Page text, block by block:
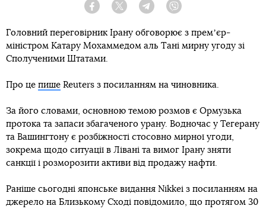
Facebook Twitter Telegram
Головний переговірник Ірану обговорює з премʼєр-
міністром Катару Мохаммедом аль Тані мирну угоду зі
Сполученими Штатами.
Про це пише Reuters з посиланням на чиновника.
За його словами, основною темою розмов є Ормузька
протока та запаси збагаченого урану. Водночас у Тегерану
та Вашингтону є розбіжності стосовно мирної угоди,
зокрема щодо ситуації в Лівані та вимог Ірану зняти
санкції і розморозити активи від продажу нафти.
Раніше сьогодні японське видання Nikkei з посиланням на
джерело на Близькому Сході повідомило, що протягом 30